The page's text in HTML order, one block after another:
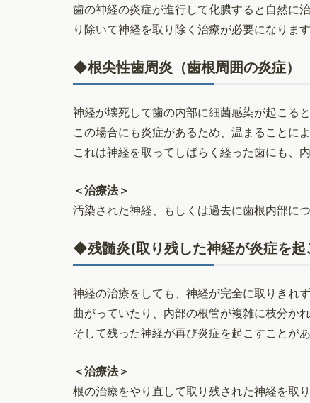
歯の神経の炎症が進行して化膿すると自然に
り除いて神経を取り除く治療が必要になります
◆根尖性歯周炎（歯根周囲の炎症）
神経が壊死して歯の内部に細菌感染が起こる
この場合にも炎症があるため、温まることに
これは神経を取ってしばらく経った歯にも、
＜治療法＞
汚染された神経、もしくは過去に歯根内部に
◆残髄炎(取り残した神経が炎症を起
神経の治療をしても、神経が完全に取りきれ
曲がっていたり、内部の根管が複雑に枝分か
そして残った神経が再び炎症を起こすことが
＜治療法＞
根の治療をやり直して取り残された神経を取